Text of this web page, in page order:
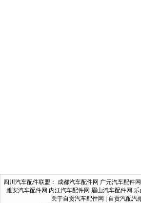
四川汽车配件联盟 ： 成都汽车配件网 广元汽车配件网
雅安汽车配件网 内江汽车配件网 眉山汽车配件网 乐
关于自贡汽车配件网
自贡汽配汽